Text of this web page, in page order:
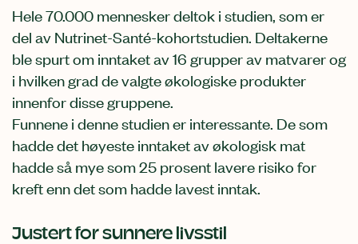
Hele 70.000 mennesker deltok i studien, som er
del av Nutrinet-Santé-kohortstudien. Deltakerne
ble spurt om inntaket av 16 grupper av matvarer og
i hvilken grad de valgte økologiske produkter
innenfor disse gruppene.
Funnene i denne studien er interessante. De som
hadde det høyeste inntaket av økologisk mat
hadde så mye som 25 prosent lavere risiko for
kreft enn det som hadde lavest inntak.
Justert for sunnere livsstil